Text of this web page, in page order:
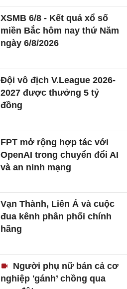
XSMB 6/8 - Kết quả xổ số
miền Bắc hôm nay thứ Năm
ngày 6/8/2026
Đội vô địch V.League 2026-
2027 được thưởng 5 tỷ
đồng
FPT mở rộng hợp tác với
OpenAI trong chuyển đổi AI
và an ninh mạng
Vạn Thành, Liên Á và cuộc
đua kênh phân phối chính
hãng
Người phụ nữ bán cả cơ
nghiệp 'gánh’ chồng qua